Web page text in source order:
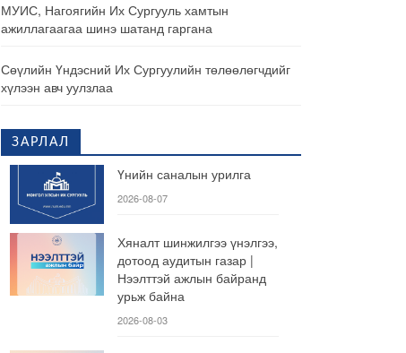
МУИС, Нагоягийн Их Сургууль хамтын
ажиллагаагаа шинэ шатанд гаргана
Сөүлийн Үндэсний Их Сургуулийн төлөөлөгчдийг
хүлээн авч уулзлаа
ЗАРЛАЛ
Үнийн саналын урилга
2026-08-07
Хяналт шинжилгээ үнэлгээ,
дотоод аудитын газар |
Нээлттэй ажлын байранд
урьж байна
2026-08-03